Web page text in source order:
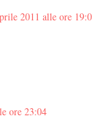
2011 alle ore
ore 23:04